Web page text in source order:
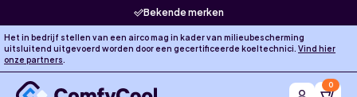
Bekende merken
Het in bedrijf stellen van een airco mag in kader van milieubescherming
uitsluitend uitgevoerd worden door een gecertificeerde koeltechnici. Vind hier
onze partners.
0